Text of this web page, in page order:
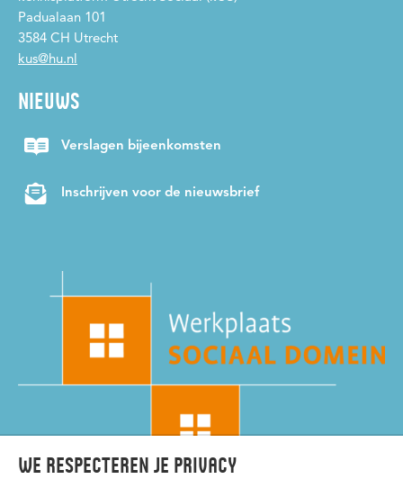
We respecteren je privacy
Padualaan 101
3584 CH Utrecht
kus@hu.nl
NIEUWS
Verslagen bijeenkomsten
Inschrijven voor de nieuwsbrief